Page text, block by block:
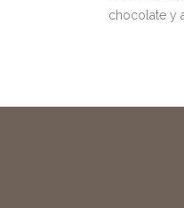
chocolate y